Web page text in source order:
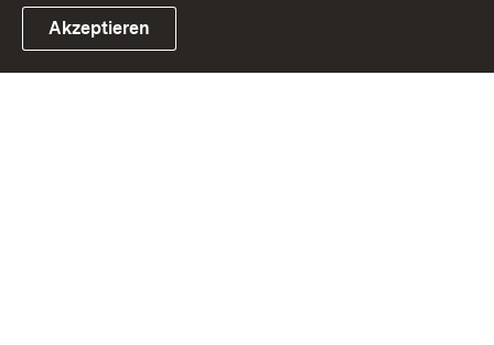
Link zum Landesportal
Akzeptieren